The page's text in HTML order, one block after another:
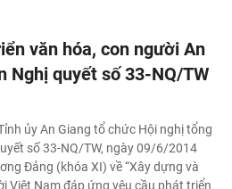
văn hóa, con người An
Nghị quyết số 33-NQ/TW
ủy An Giang tổ chức Hội nghị tổng
số 33-NQ/TW, ngày 09/6/2014
Đảng (khóa XI) về “Xây dựng và
Việt Nam đáp ứng yêu cầu phát triển